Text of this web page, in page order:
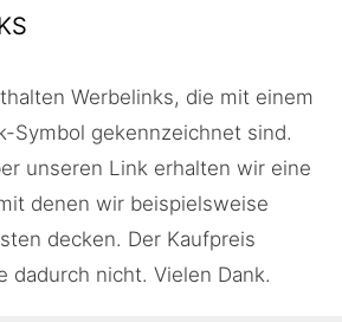
Werbelinks, die mit einem
Symbol gekennzeichnet sind.
unseren Link erhalten wir eine
denen wir beispielsweise
decken. Der Kaufpreis
dadurch nicht. Vielen Dank.